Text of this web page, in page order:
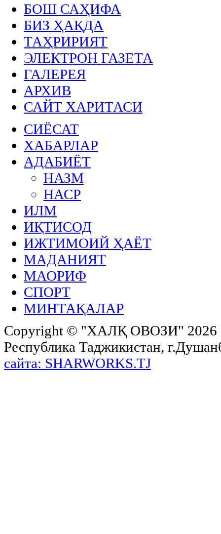
БОШ САҲИФА
БИЗ ҲАҚДА
ТАҲРИРИЯТ
ЭЛЕКТРОН ГАЗЕТА
ГАЛЕРЕЯ
АРХИВ
САЙТ ХАРИТАСИ
СИЁСАТ
ХАБАРЛАР
АДАБИЁТ
НАЗМ
НАСР
ИЛМ
ИҚТИСОД
ИЖТИМОИЙ ҲАЁТ
МАДАНИЯТ
МАОРИФ
СПОРТ
МИНТАҚАЛАР
Copyright © "ХАЛҚ ОВОЗИ"
Республика Таджикистан,
сайта: SHARWORKS.TJ